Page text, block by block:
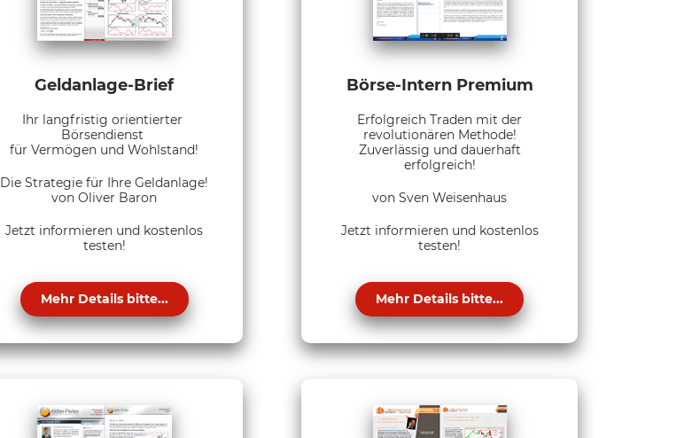
Geldanlage-Brief
Ihr langfristig orientierter
Börsendienst
für Vermögen und Wohlstand!
Die Strategie für Ihre Geldanlage!
von Oliver Baron
Jetzt informieren und kostenlos
testen!
Mehr Details bitte...
Börse-Intern Premium
Erfolgreich Traden mit der
revolutionären Methode!
Zuverlässig und dauerhaft
erfolgreich!
von Sven Weisenhaus
Jetzt informieren und kostenlos
testen!
Mehr Details bitte...